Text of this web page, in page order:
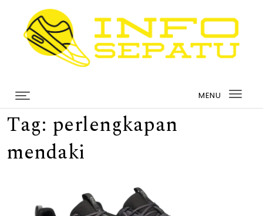
Skip to content
MENU
Tag: perlengkapan
mendaki